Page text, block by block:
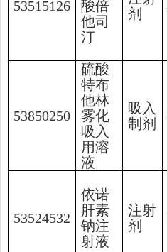
53515126
酸倍
他司
汀
剂
53850250
硫酸
特布
他林
雾化
吸入
用溶
液
吸入
制剂
53524532
依诺
肝素
钠注
射液
注射
剂